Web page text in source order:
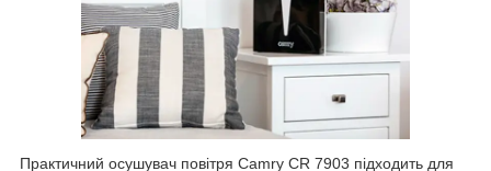
Практичний осушувач повітря Camry CR 7903 підходить для